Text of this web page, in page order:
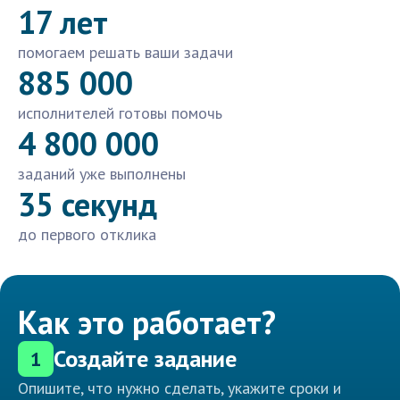
17 лет
помогаем решать ваши задачи
885 000
исполнителей готовы помочь
4 800 000
заданий уже выполнены
35 секунд
до первого отклика
Как это работает?
1 Создайте задание
Опишите, что нужно сделать, укажите сроки и